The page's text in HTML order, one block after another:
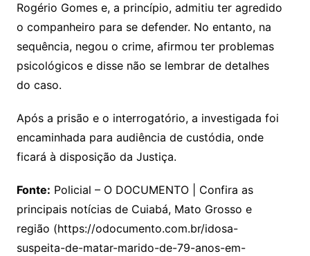
Rogério Gomes e, a princípio, admitiu ter agredido
o companheiro para se defender. No entanto, na
sequência, negou o crime, afirmou ter problemas
psicológicos e disse não se lembrar de detalhes
do caso.
Após a prisão e o interrogatório, a investigada foi
encaminhada para audiência de custódia, onde
ficará à disposição da Justiça.
Fonte: Policial – O DOCUMENTO | Confira as
principais notícias de Cuiabá, Mato Grosso e
região (https://odocumento.com.br/idosa-
suspeita-de-matar-marido-de-79-anos-em-